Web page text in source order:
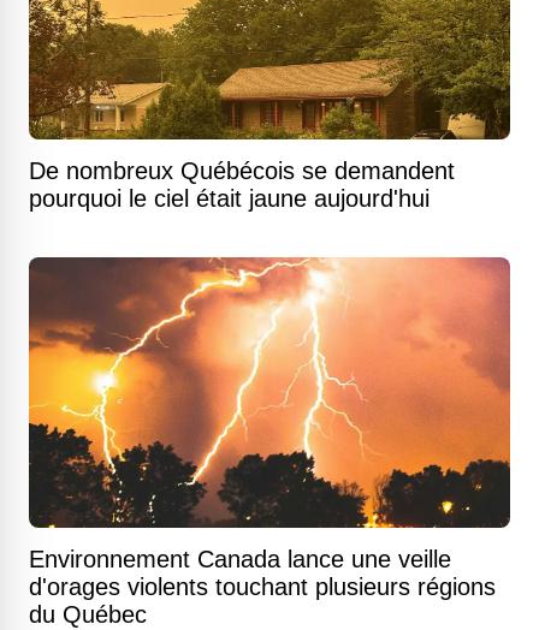
De nombreux Québécois se demandent
pourquoi le ciel était jaune aujourd'hui
Environnement Canada lance une veille
d'orages violents touchant plusieurs régions
du Québec